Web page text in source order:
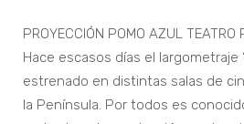
PROYECCIÓN POMO AZUL TEATRO
Hace escasos días el largometraje
estrenado en distintas salas de
la Península. Por todos es